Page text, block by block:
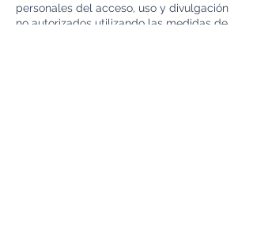
personales del acceso, uso y divulgación
no autorizados utilizando las medidas de